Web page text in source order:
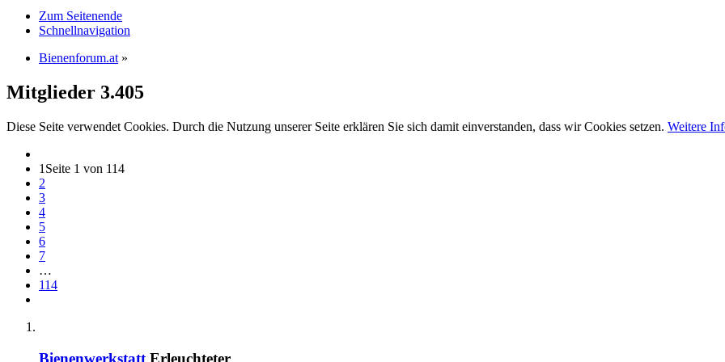
Zum Seitenende
Schnellnavigation
Bienenforum.at »
Mitglieder 3.405
Diese Seite verwendet Cookies. Durch die Nutzung unserer Seite erklären Sie sich damit einverstanden, dass wir Cookies setzen. Weitere
1 Seite 1 von 114
2
3
4
5
6
7
…
114
Bienenwerkstatt Erleuchteter